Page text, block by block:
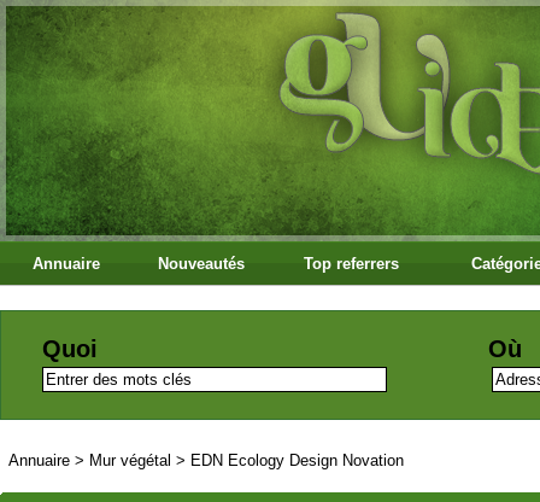
Annuaire Nouveautés Top referrers
Quoi Où
Annuaire > Mur végétal > EDN Ecology Design Novation